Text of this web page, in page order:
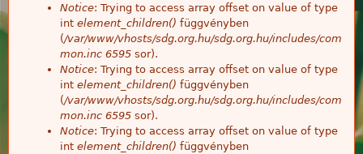
Notice: Trying to access array offset on value of type
int element_children() függvényben
(/var/www/vhosts/sdg.org.hu/sdg.org.hu/includes/com
mon.inc 6595 sor).
Notice: Trying to access array offset on value of type
int element_children() függvényben
(/var/www/vhosts/sdg.org.hu/sdg.org.hu/includes/com
mon.inc 6595 sor).
Notice: Trying to access array offset on value of type
int element_children() függvényben